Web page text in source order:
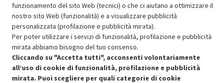
SCONTO RICONDIZIONATI
Approfitta dello sconto del 30% sul prodotto ricondizionato.
funzionamento del sito Web (tecnici) o che ci aiutano a ottimizzare il
nostro sito Web (funzionalità) e a visualizzare pubblicità
personalizzata (profilazione e pubblicità mirata).
Per poter utilizzare i servizi di funzionalità, profilazione e pubblicità
mirata abbiamo bisogno del tuo consenso.
Cliccando su "Accetta tutti", acconsenti volontariamente
all’uso di cookie di funzionalità, profilazione e pubblicità
mirata. Puoi scegliere per quali categorie di cookie